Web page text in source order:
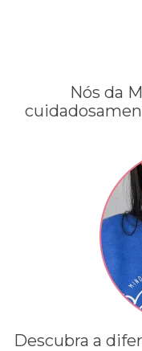
Nós da
Descubra a